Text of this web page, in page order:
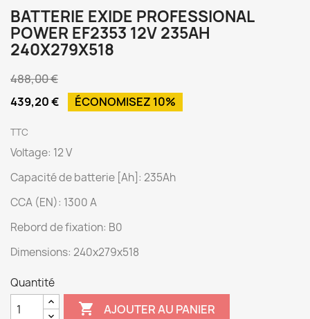
BATTERIE EXIDE PROFESSIONAL
POWER EF2353 12V 235AH
240X279X518
488,00 €
439,20 €
ÉCONOMISEZ 10%
TTC
Voltage: 12 V
Capacité de batterie [Ah]: 235Ah
CCA (EN): 1300 A
Rebord de fixation: B0
Dimensions: 240x279x518
Quantité
 AJOUTER AU PANIER